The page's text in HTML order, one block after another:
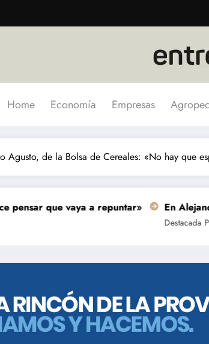
Home Economía Empresas
Agusto, de la Bolsa de Cereales: «No hay que
vaya a repuntar» En Alejandro, una
Política